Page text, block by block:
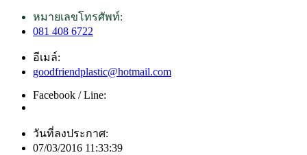
หมายเลขโทรศัพท์:
081 408 6722
อีเมล์:
goodfriendplastic@hotmail.com
Facebook / Line:
วันที่ลงประกาศ:
07/03/2016 11:33:39